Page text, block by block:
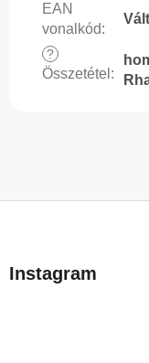
EAN
vonalkód:
?
Összetétel :
bInstagram